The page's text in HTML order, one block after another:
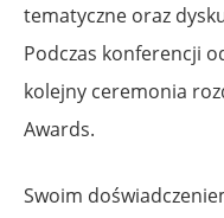
tematyczne oraz
Podczas konferencji
kolejny ceremonia
Awards.
Swoim